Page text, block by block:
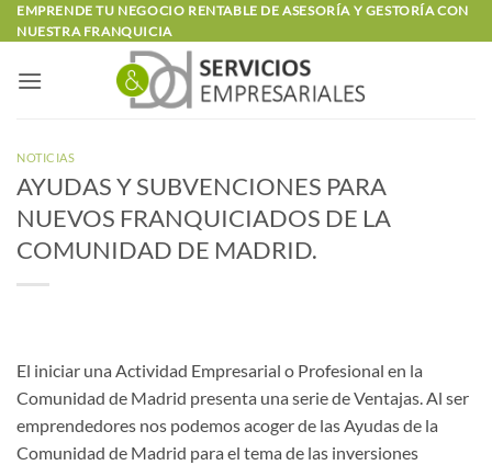
Saltar
al
EMPRENDE TU NEGOCIO RENTABLE DE ASESORÍA Y GESTORÍA CON
NUESTRA FRANQUICIA
NOTICIAS
AYUDAS Y SUBVENCIONES PARA
NUEVOS FRANQUICIADOS DE LA
COMUNIDAD DE MADRID.
El iniciar una Actividad Empresarial o Profesional en la
Comunidad de Madrid presenta una serie de Ventajas. Al ser
emprendedores nos podemos acoger de las Ayudas de la
Comunidad de Madrid para el tema de las inversiones